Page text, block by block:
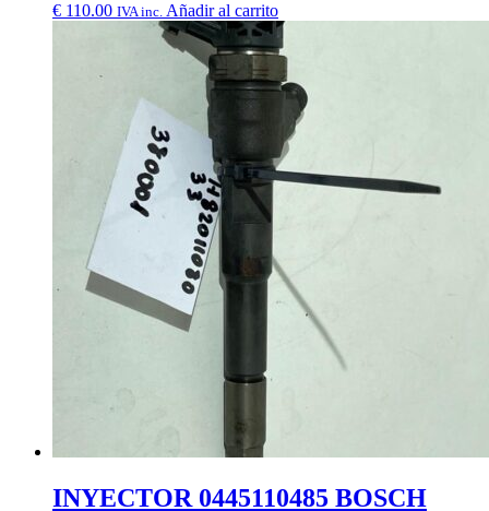
€ 110.00 IVA inc. Añadir al carrito
INYECTOR 0445110485 BOSCH